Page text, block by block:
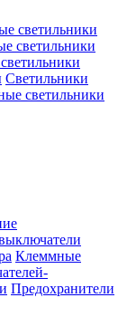
светильники
светильники
Светильники
светильники
Клеммные
Предохранители